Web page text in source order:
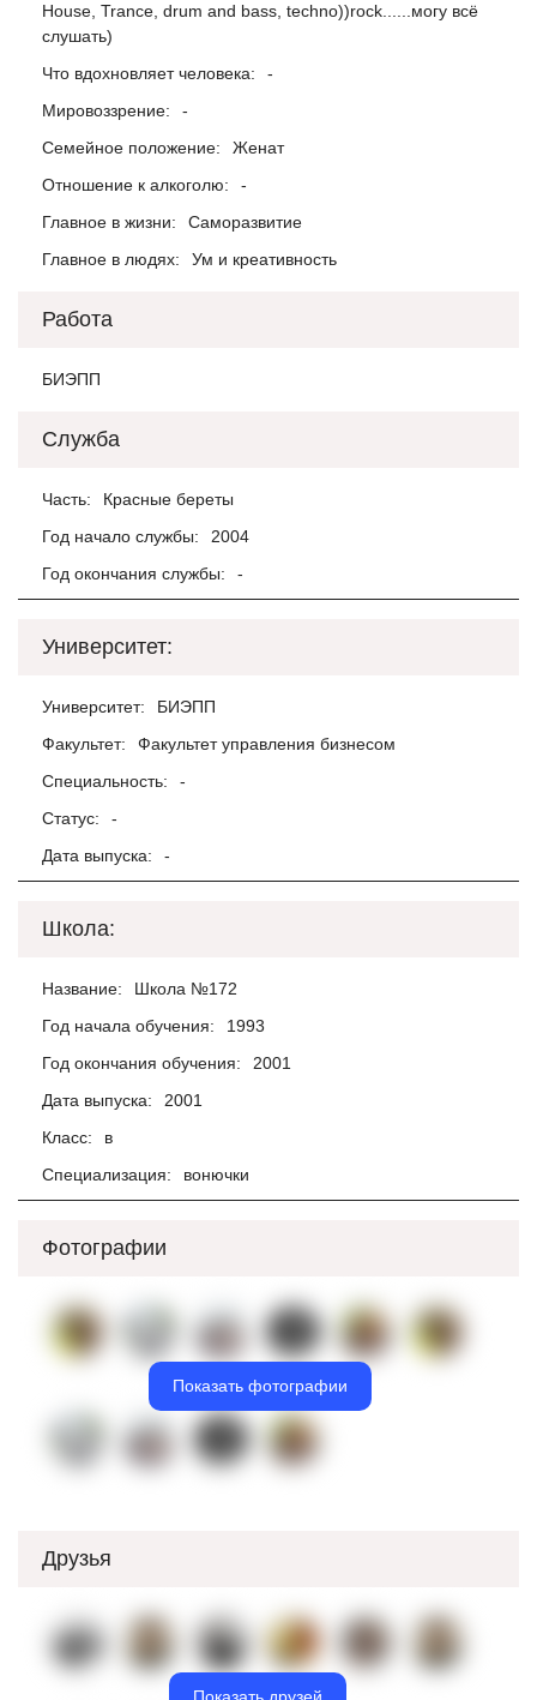
House, Trance, drum and bass, techno))rock......могу всё
слушать)
Что вдохновляет человека:
-
Мировоззрение:
-
Семейное положение:
Женат
Отношение к алкоголю:
-
Главное в жизни:
Саморазвитие
Главное в людях:
Ум и креативность
Работа
БИЭПП
Служба
Часть:
Красные береты
Год начало службы:
2004
Год окончания службы:
-
Университет:
Университет:
БИЭПП
Факультет:
Факультет управления бизнесом
Специальность:
-
Статус:
-
Дата выпуска:
-
Школа:
Название:
Школа №172
Год начала обучения:
1993
Год окончания обучения:
2001
Дата выпуска:
2001
Класс:
в
Специализация:
вонючки
Фотографии
Показать фотографии
Друзья